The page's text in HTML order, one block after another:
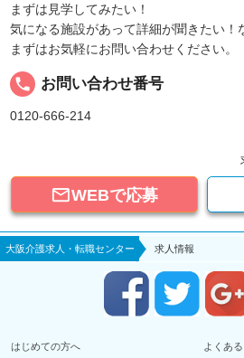
まずは見学してみたい！
気になる施設があって詳細が聞きたい！
まずはお気軽にお問い合わせください。
local_phone お問い合わせ番号
0120-666-214
WEBで応募
大阪介護求人・転職センター 求人情報
はじめての方へ よくあ